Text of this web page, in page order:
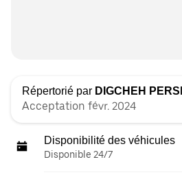
Répertorié par DIGCHEH
Acceptation févr. 2024
Disponibilité des véhicules
Disponible 24/7